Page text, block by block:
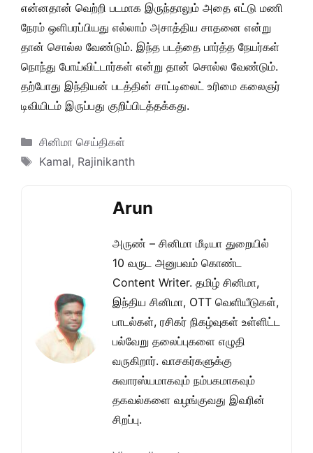
என்னதான் வெற்றி படமாக இருந்தாலும் அதை எட்டு மணி
நேரம் ஒளிபரப்பியது எல்லாம் அசாத்திய சாதனை என்று
தான் சொல்ல வேண்டும். இந்த படத்தை பார்த்த நேயர்கள்
நொந்து போய்விட்டார்கள் என்று தான் சொல்ல வேண்டும்.
தற்போது இந்தியன் படத்தின் சாட்டிலைட் உரிமை கலைஞர்
டிவியிடம் இருப்பது குறிப்பிடத்தக்கது.
Categories
சினிமா செய்திகள்
Tags
Kamal, Rajinikanth
Arun
அருண் – சினிமா மீடியா துறையில்
10 வருட அனுபவம் கொண்ட
Content Writer. தமிழ் சினிமா,
இந்திய சினிமா, OTT வெளியீடுகள்,
பாடல்கள், ரசிகர் நிகழ்வுகள் உள்ளிட்ட
பல்வேறு தலைப்புகளை எழுதி
வருகிறார். வாசகர்களுக்கு
சுவாரஸ்யமாகவும் நம்பகமாகவும்
தகவல்களை வழங்குவது இவரின்
சிறப்பு.